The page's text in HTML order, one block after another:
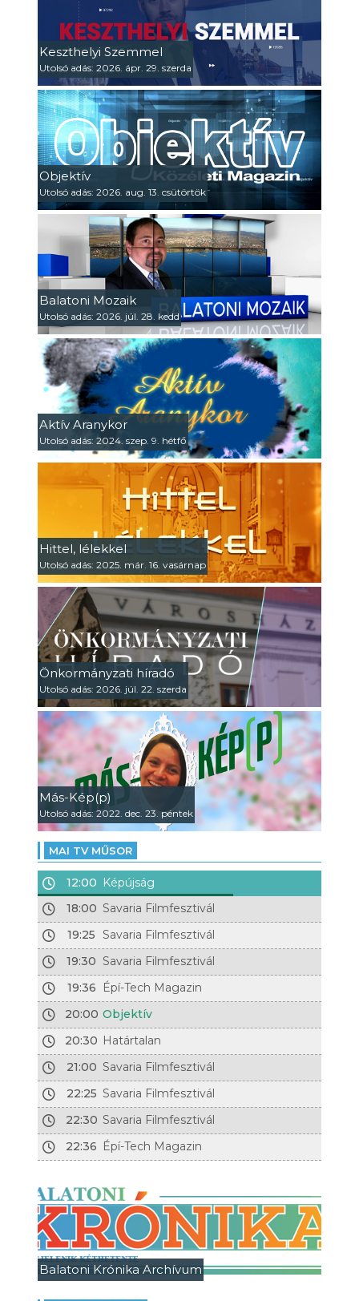
Keszthelyi Szemmel
Utolsó adás: 2026. ápr. 29. szerda
Objektív
Utolsó adás: 2026. aug. 13. csütörtök
Balatoni Mozaik
Utolsó adás: 2026. júl. 28. kedd
Aktív Aranykor
Utolsó adás: 2024. szep. 9. hétfő
Hittel, lélekkel
Utolsó adás: 2025. már. 16. vasárnap
Önkormányzati híradó
Utolsó adás: 2026. júl. 22. szerda
Más-Kép(p)
Utolsó adás: 2022. dec. 23. péntek
MAI TV MŰSOR
12:00 Képújság
18:00 Savaria Filmfesztivál
19:25 Savaria Filmfesztivál
19:30 Savaria Filmfesztivál
19:36
Épí-Tech Magazin
20:00 Objektív
20:30 Határtalan
21:00 Savaria Filmfesztivál
22:25 Savaria Filmfesztivál
22:30 Savaria Filmfesztivál
22:36 Épí-Tech Magazin
Balatoni Krónika Archívum